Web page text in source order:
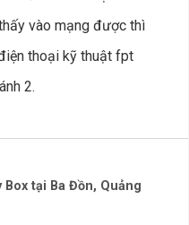
vào mạng được thì
thoại kỹ thuật fpt
2.
Box tại Ba Đồn, Quảng